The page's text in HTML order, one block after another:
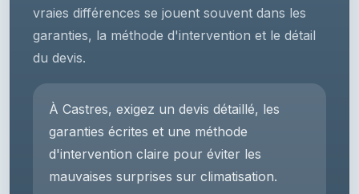
vraies différences se jouent souvent dans les
garanties, la méthode d'intervention et le détail
du devis.
À Castres, exigez un devis détaillé, les
garanties écrites et une méthode
d'intervention claire pour éviter les
mauvaises surprises sur climatisation.